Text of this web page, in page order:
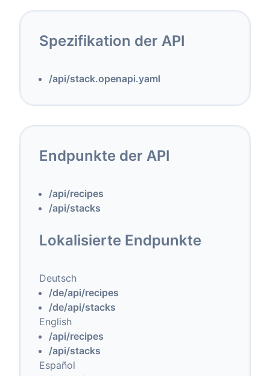
Spezifikation der API
/api/stack.openapi.yaml
Endpunkte der API
/api/recipes
/api/stacks
Lokalisierte Endpunkte
Deutsch
/de/api/recipes
/de/api/stacks
English
/api/recipes
/api/stacks
Español